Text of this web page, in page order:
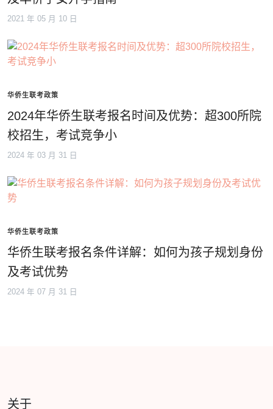
2021 年 05 月 10 日
华侨生联考政策
2024年华侨生联考报名时间及优势：超300所院
校招生，考试竞争小
2024 年 03 月 31 日
华侨生联考政策
华侨生联考报名条件详解：如何为孩子规划身份
及考试优势
2024 年 07 月 31 日
关于